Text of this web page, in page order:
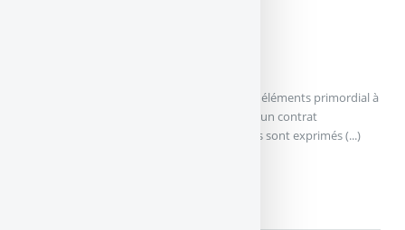
Prélevés par l’assureur, ces frais sont un des éléments primordial à
prendre en compte lors de la souscription d’un contrat
d’assurance vie :Les frais de gestion :Ces frais sont exprimés (...)